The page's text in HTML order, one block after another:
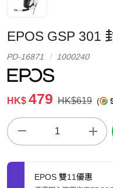
EPOS GSP 301
PD-16871 1000240
HK$ 479 HK$619 (
EPOS 雙11優惠